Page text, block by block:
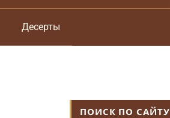
Десерты
ПОИСК ПО САЙТУ